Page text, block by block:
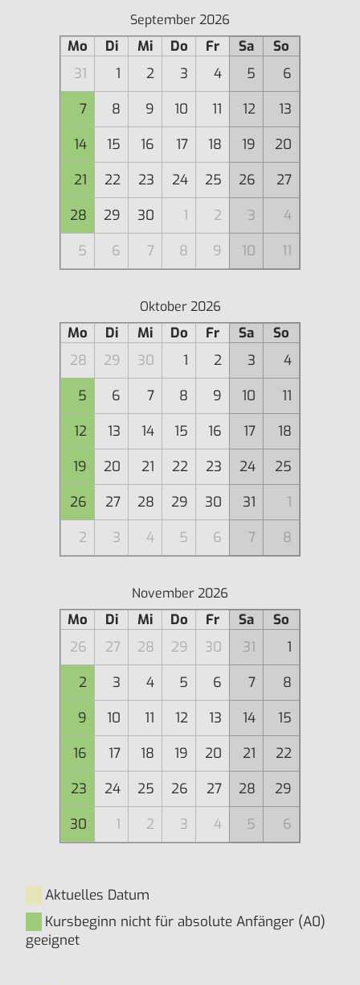
September 2026
Mo Di Mi Do Fr Sa
So
31
1 2 3 4 5
6
7
8 9 10 11 12
13
14
15 16 17 18 19
20
21
22 23 24 25 26
27
28
29 30 1 2 3
4
5
6 7 8 9 10 11
Oktober 2026
Mo Di Mi Do Fr Sa
So
28
29 30 1 2 3
4
5
6 7 8 9 10
11
12
13 14 15 16 17
18
19
20 21 22 23 24
25
26
27 28 29 30 31
1
2
3 4 5 6 7 8
November 2026
Mo Di Mi Do Fr Sa
So
26
27 28 29 30 31
1
2
3 4 5 6 7
8
9
10 11 12 13 14
15
16
17 18 19 20 21
22
23
24 25 26 27 28
29
30
1 2 3 4 5 6
Aktuelles Datum
Kursbeginn nicht für absolute Anfänger (A0)
geeignet